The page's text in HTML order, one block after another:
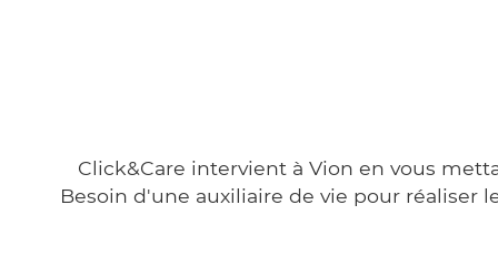
Click&Care intervient à Vion en vous
Besoin d'une auxiliaire de vie pour réaliser